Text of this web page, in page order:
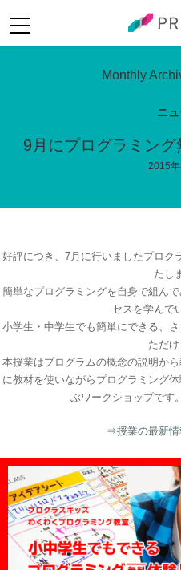
Monthly
ニ
9月にプログラミング
2015年
好評につき、7月に行いましたプロク
たし
簡単なプログラミングを自身で組ん
セスを学んで
小学生・中学生でも簡単にできる、
ただけ
本授業はプログラムの概念の説明か
に教材を使いながらプログラミング
ぶワークショップです
⇒授業の最新情